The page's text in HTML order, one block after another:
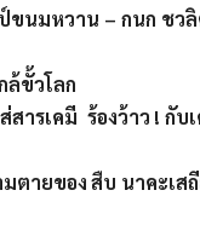
ขนมหวาน – กนก ชว
ขั้วโลก
ารเคมี ร้องว้าว ! กับ
ตายของ สืบ นาคะเส